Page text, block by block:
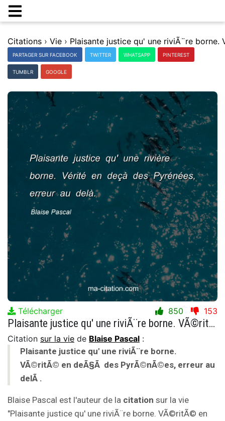
Citations › Vie ›
PARTAGER SUR FACEBOOK TWITTER WHATSAPP PINTEREST
TUMBLR GOOGLE
Télécharger 850 153
Plaisante justice qu' une riviÃ¨re borne. VÃ©ritÃ© en deÃ§Ã des PyrÃ©nÃ©es, erreur au delÃ .
Citation sur la vie de Blaise Pascal :
Plaisante justice qu' une riviÃ¨re borne.
VÃ©ritÃ© en deÃ§Ã des PyrÃ©nÃ©es, erreur au
delÃ .
Blaise Pascal est l'auteur de la citation sur la vie
"Plaisante justice qu' une riviÃ¨re borne. VÃ©ritÃ© en